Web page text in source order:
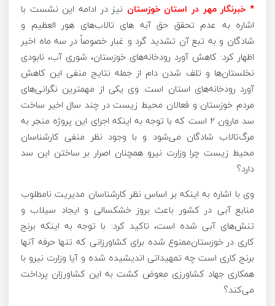
* خبرنگار مهر در استان خوزستان نیز در ادامه این نشست با
اشاره به عدم تحقق حق آبه های تالاب‌های هور العظیم و
شادگان و به تبع آن تشدید گرد و غبار خصوصاً در سه ماه اخیر
اظهار کرد: کاهش آورد رودخانه‌های خوزستان، شوری آب، نابودی
نخلستان‌ها و تلف شدن دام از جمله نتایج منفی این کاهش
آورد رودخانه‌های استان است. وی یکی از مهمترین نگرانی‌های
مردم خوزستان و فعالان محیط زیست در چند سال اخیر ساخت
سد مارون
۲ است که با توجه به اینکه اجرای این پروژه منجر به
مرگ‌تالاب شادگان می‌شود و با وجود نظر منفی کارشناسان
محیط زیست چرا وزارت نیرو همچنان اصرار بر ساختن این سد
دارد؟
وی با اشاره به اینکه بر اساس نظر کارشناسان مدیریت نامطلوب
منابع آبی در کشور باعث بروز خشکسالی و ایجاد سیلاب و
تنش‌های آبی شده است، تاکید کرد: با توجه به اینکه برنج
کاری در خوزستان‌ممنوع شده برای کشاورزانی که تنها حرفه آنها
برنج کاری است چه تمهیداتی اندیشیده شده و آیا وزارت نیرو با
همکاری جهاد کشاورزی معوض کشت به این کشاورزان پرداخت
می‌کند؟